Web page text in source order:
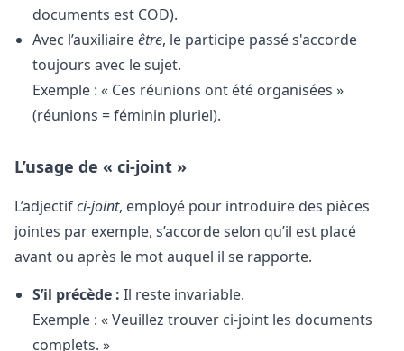
documents est COD).
Avec l’auxiliaireêtre, le participe passé s'accorde
toujours avec le sujet.
Exemple : « Ces réunions ont été organisées »
(réunions = féminin pluriel).
L’usage de « ci-joint »
L’adjectifci-joint, employé pour introduire des pièces
jointes par exemple, s’accorde selon qu’il est placé
avant ou après le mot auquel il se rapporte.
S’il précède : Il reste invariable.
Exemple : « Veuillez trouver ci-joint les documents
complets. »